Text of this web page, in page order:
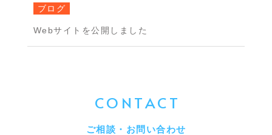
ブログ
Webサイトを公開しました
CONTACT
ご相談・お問い合わせ